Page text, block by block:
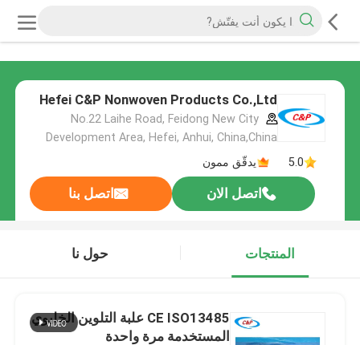
Hefei C&P Nonwoven Products Co.,Ltd
No.22 Laihe Road, Feidong New City
Development Area, Hefei, Anhui, China,China
5.0
يدقّق ممون
اتصل الان اتصل بنا
المنتجات حول نا
CE ISO13485 علبة التلوين الخليوي
المستخدمة مرة واحدة